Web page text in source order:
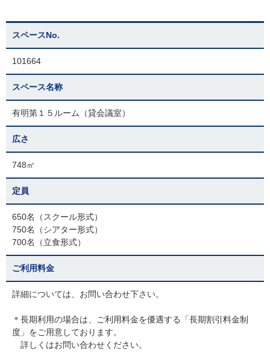
スペースNo.
101664
スペース名称
有明第１５ルーム（貸会議室）
広さ
748㎡
定員
650名（スクール形式）
750名（シアター形式）
700名（立食形式）
ご利用料金
詳細については、お問い合わせ下さい。
＊長期利用の場合は、ご利用料金を優遇する「長期割引料金制
度」をご用意しております。
詳しくはお問い合わせください。